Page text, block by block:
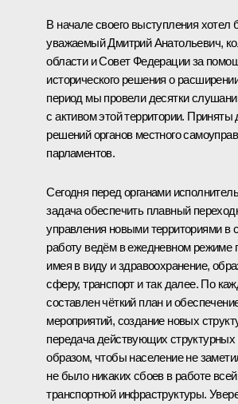
В начале своего выступления хотел
уважаемый Дмитрий Анатольевич,
области и Совет Федерации за
исторического решения о
период мы провели десятки
с активом этой территории.
решений органов местного
парламентов.
Сегодня перед органами
задача обеспечить плавный
управления новыми территориями
работу ведём в ежедневном режиме
имея в виду и здравоохранение,
сферу, транспорт и так далее. По
составлен чёткий план и
мероприятий, создание новых
передача действующих
образом, чтобы население не
не было никаких сбоев в работе
транспортной инфраструктуры.